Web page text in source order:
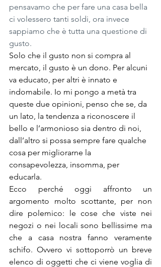
pensavamo che per fare una casa bella
ci volessero tanti soldi, ora invece
sappiamo che è tutta una questione di
gusto.
Solo che il gusto non si compra al
mercato, il gusto è un dono. Per alcuni
va educato, per altri è innato e
indomabile. Io mi pongo a metà tra
queste due opinioni, penso che se, da
un lato, la tendenza a riconoscere il
bello e l’armonioso sia dentro di noi,
dall’altro si possa sempre fare qualche
cosa per migliorarne la
consapevolezza, insomma, per
educarla.
Ecco perché oggi affronto un
argomento molto scottante, per non
dire polemico: le cose che viste nei
negozi o nei locali sono bellissime ma
che a casa nostra fanno veramente
schifo. Ovvero vi sottoporrò un breve
elenco di oggetti che ci viene voglia di